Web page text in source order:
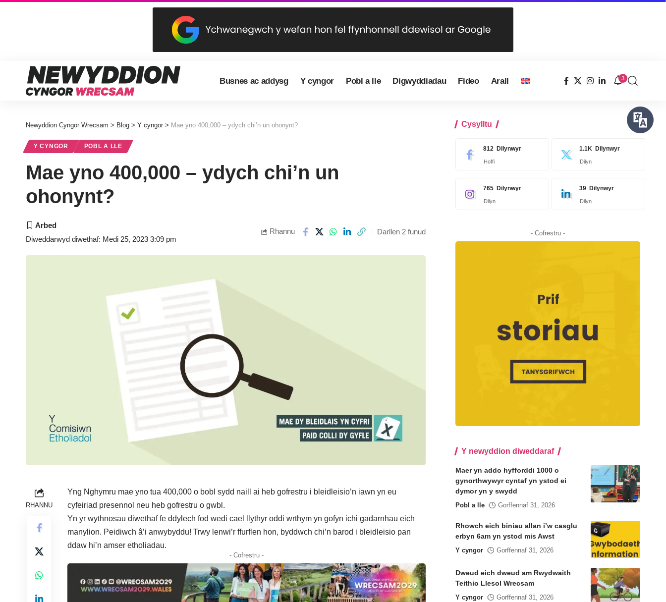
Busnes ac addysg Y cyngor Pobl a lle Digwyddiadau Fideo Arall 3
Newyddion Cyngor Wrecsam > Blog > Y cyngor > Mae yno 400,000 – ydych chi’n un ohonynt?
Y CYNGOR POBL A LLE
Mae yno 400,000 – ydych chi’n un
ohonynt?
Diweddarwyd diwethaf: Medi 25, 2023 3:09 pm
Rhannu Darllen 2 funud
RHANNU
Yng Nghymru mae yno tua 400,000 o bobl sydd naill ai heb gofrestru i bleidleisio’n iawn yn eu
cyfeiriad presennol neu heb gofrestru o gwbl.
Yn yr wythnosau diwethaf fe ddylech fod wedi cael llythyr oddi wrthym yn gofyn ichi gadarnhau eich
manylion. Peidiwch â’i anwybyddu! Trwy lenwi’r ffurflen hon, byddwch chi’n barod i bleidleisio pan
ddaw hi’n amser etholiadau.
- Cofrestru -
Cysylltu
812 Dilynwyr
Hoffi
1.1K Dilynwyr
Dilyn
765 Dilynwyr
Dilyn
39 Dilynwyr
Dilyn
- Cofrestru -
Y newyddion diweddaraf
Maer yn addo hyfforddi 1000 o
gynorthwywyr cyntaf yn ystod ei
dymor yn y swydd
Pobl a lle Gorffennaf 31, 2026
Rhowch eich biniau allan i’w casglu
erbyn 6am yn ystod mis Awst
Y cyngor Gorffennaf 31, 2026
Dweud eich dweud am Rwydwaith
Teithio Llesol Wrecsam
Y cyngor Gorffennaf 31, 2026